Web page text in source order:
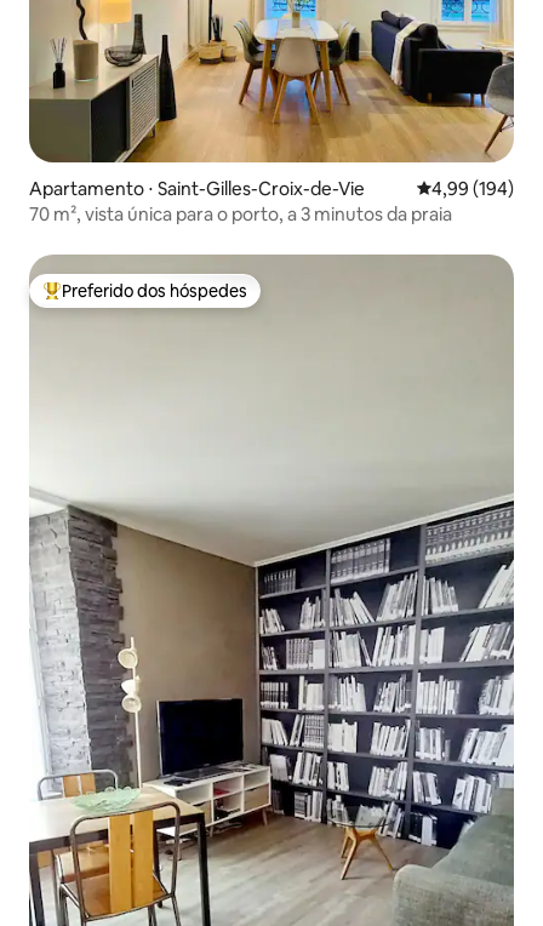
Apartamento ⋅ Saint-Gilles-Croix-de-Vie 4,99 de uma
4,99 (194)
70 m², vista única para o porto, a 3 minutos da praia
Entre os melhores preferidos dos hóspedes
Preferido dos hóspedes